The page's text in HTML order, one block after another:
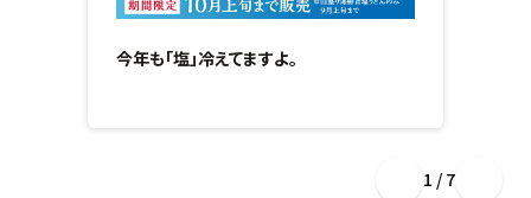
今年も「塩」冷えてますよ。
1 / 7